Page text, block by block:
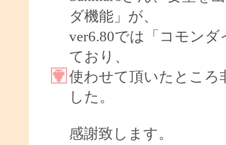
ダ機能」が、
ver6.80では「コモン
ており、
使わせて頂いたところ
した。
感謝致します。